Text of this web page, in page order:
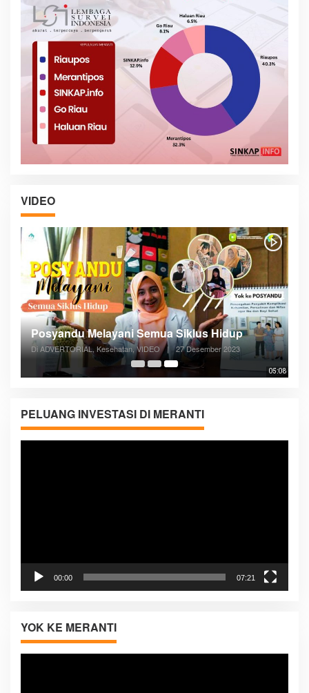
VIDEO
05:08
Posyandu Melayani Semua Siklus Hidup
Di ADVERTORIAL, Kesehatan, VIDEO | 27 Desember 2023
PELUANG INVESTASI DI MERANTI
00:00 07:21
YOK KE MERANTI